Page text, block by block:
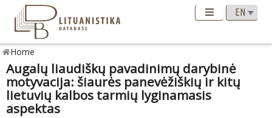
Home
Augalų liaudiškų pavadinimų darybinė
motyvacija: šiaurės panevėžiškių ir kitų
lietuvių kalbos tarmių lyginamasis
aspektas